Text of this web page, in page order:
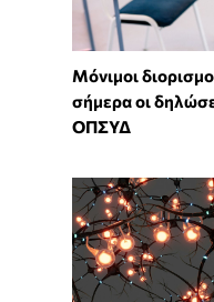
Μόνιμοι
σήμερα οι
ΟΠΣΥΔ